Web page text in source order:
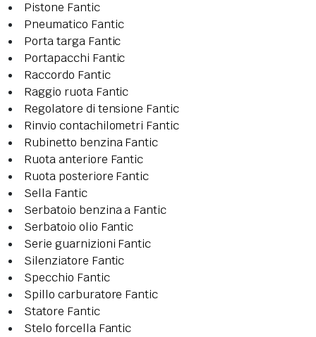
Pistone Fantic
Pneumatico Fantic
Porta targa Fantic
Portapacchi Fantic
Raccordo Fantic
Raggio ruota Fantic
Regolatore di tensione Fantic
Rinvio contachilometri Fantic
Rubinetto benzina Fantic
Ruota anteriore Fantic
Ruota posteriore Fantic
Sella Fantic
Serbatoio benzina a Fantic
Serbatoio olio Fantic
Serie guarnizioni Fantic
Silenziatore Fantic
Specchio Fantic
Spillo carburatore Fantic
Statore Fantic
Stelo forcella Fantic